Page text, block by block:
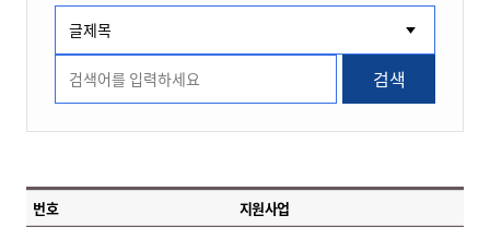
검색
번호 지원사업